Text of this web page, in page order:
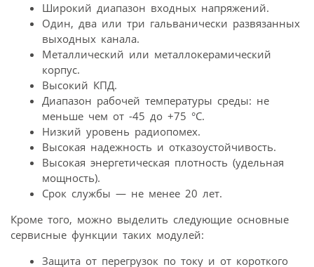
Широкий диапазон входных напряжений.
Один, два или три гальванически развязанных
выходных канала.
Металлический или металлокерамический
корпус.
Высокий КПД.
Диапазон рабочей температуры среды: не
меньше чем от -45 до +75 °C.
Низкий уровень радиопомех.
Высокая надежность и отказоустойчивость.
Высокая энергетическая плотность (удельная
мощность).
Срок службы — не менее 20 лет.
Кроме того, можно выделить следующие основные
сервисные функции таких модулей:
Защита от перегрузок по току и от короткого